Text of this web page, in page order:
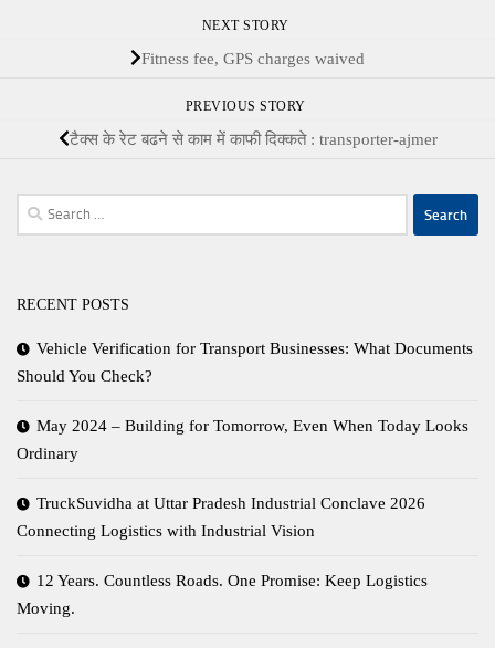
NEXT STORY
Fitness fee, GPS charges waived
PREVIOUS STORY
टैक्‍स के रेट बढने से काम में काफी दिक्‍कते : transporter-ajmer
Search
for:
RECENT POSTS
Vehicle Verification for Transport Businesses: What Documents
Should You Check?
May 2024 – Building for Tomorrow, Even When Today Looks
Ordinary
TruckSuvidha at Uttar Pradesh Industrial Conclave 2026
Connecting Logistics with Industrial Vision
12 Years. Countless Roads. One Promise: Keep Logistics
Moving.